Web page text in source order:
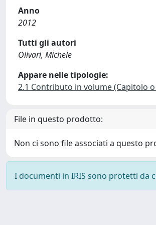
Anno
2012
Tutti gli autori
Olivari, Michele
Appare nelle tipologie:
2.1 Contributo in volume (Capitolo
File in questo prodotto:
Non ci sono file associati a questo
I documenti in IRIS sono protetti da